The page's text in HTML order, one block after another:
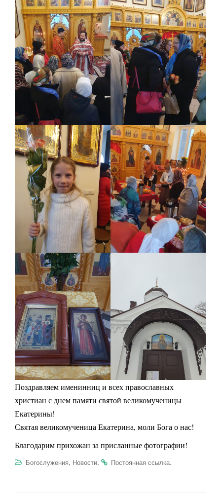
Поздравляем именинниц и всех православных
христиан с днем памяти святой великомученицы
Екатерины!
Святая великомученица Екатерина, моли Бога о нас!
Благодарим прихожан за присланные фотографии!
Богослужения, Новости. Постоянная ссылка.